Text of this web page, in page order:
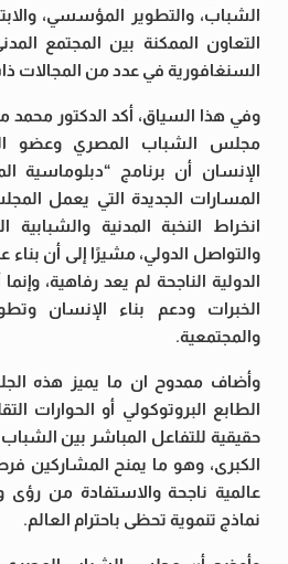
الشباب، والتطوير المؤسسي،
التعاون الممكنة بين المجتمع
السنغافورية في عدد من المجالات
وفي هذا السياق، أكد الدكتور
مجلس الشباب المصري وعضو
الإنسان أن برنامج “دبلوماسية
المسارات الجديدة التي يعمل
انخراط النخبة المدنية والشبابية
والتواصل الدولي، مشيرًا إلى أن
الدولية الناجحة لم يعد رفاهية،
الخبرات ودعم بناء الإنسان
والمجتمعية.
وأضاف ممدوح ان ما يميز هذه
الطابع البروتوكولي أو الحوارات
حقيقية للتفاعل المباشر بين
الكبرى، وهو ما يمنح المشاركين
عالمية ناجحة والاستفادة من
نماذج تنموية تحظى باحترام العالم.